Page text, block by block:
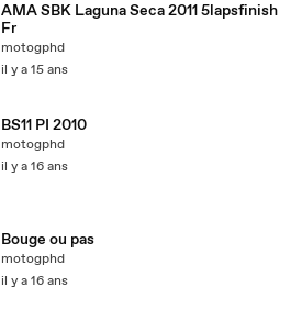
AMA SBK Laguna Seca 2011 5lapsfinish
Fr
motogphd
il y a 15 ans
BS11 PI 2010
motogphd
il y a 16 ans
Bouge ou pas
motogphd
il y a 16 ans